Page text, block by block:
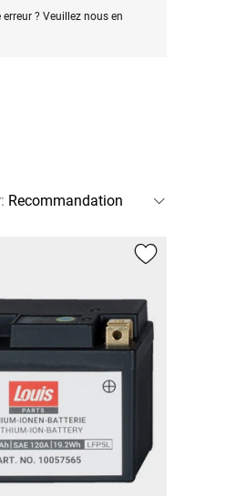
? Veuillez nous en
: